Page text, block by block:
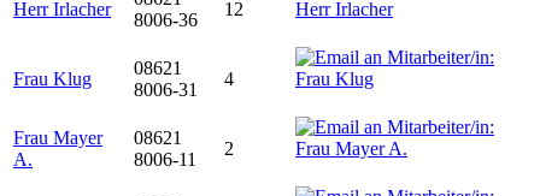
Herr Irlacher
8006-36
12
Frau Klug
08621
8006-31
4
Frau Mayer
A.
08621
8006-11
2